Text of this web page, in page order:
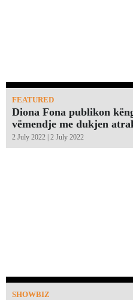
FEATURED
Diona Fona publikon
vëmendje me dukjen
2 July 2022 | 2 July 2022
SHOWBIZ